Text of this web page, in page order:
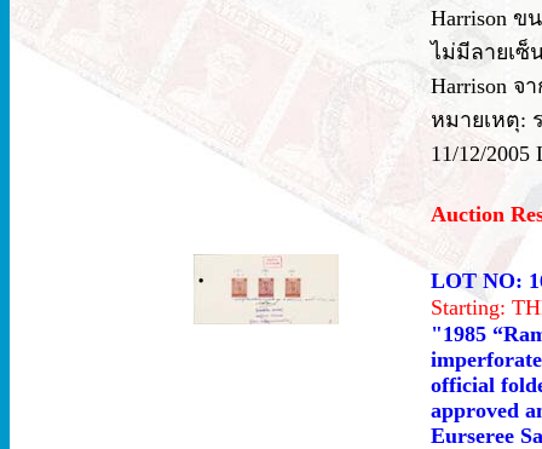
Harrison
ไม่มีลายเซ็
Harrison จ
หมายเหตุ:
11/12/
Auction
LOT NO:
Starting:
"1985
official
approved
Eurseree